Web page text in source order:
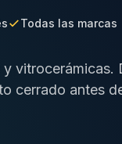
Todas las marcas
vitrocerámicas.
cerrado antes